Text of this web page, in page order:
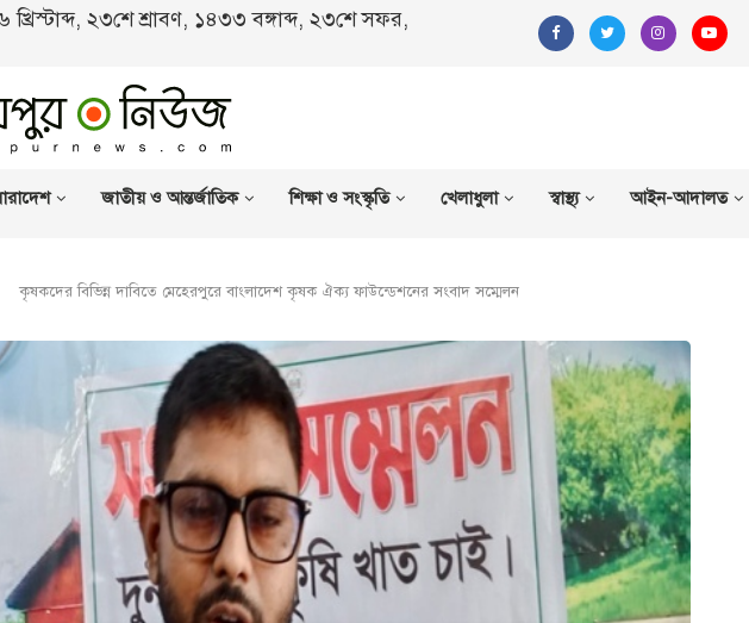
২৩শে শ্রাবণ, ১৪৩৩ বঙ্গাব্দ, ২৩শে সফর,
জাতীয় ও আন্তর্জাতিক শিক্ষা ও সংস্কৃতি খেলাধুলা স্বাস্থ্য আইন-আদালত
কৃষকদের বিভিন্ন দাবিতে মেহেরপুরে বাংলাদেশ কৃষক ঐক্য ফাউন্ডেশনের সংবাদ সম্মেলন